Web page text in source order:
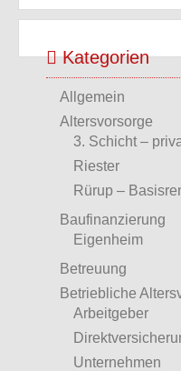
Kategorien
Allgemein
Altersvorsorge
3. Schicht –
Riester
Rürup –
Baufinanzierung
Eigenheim
Betreuung
Betriebliche
Arbeitgeber
Unternehmen